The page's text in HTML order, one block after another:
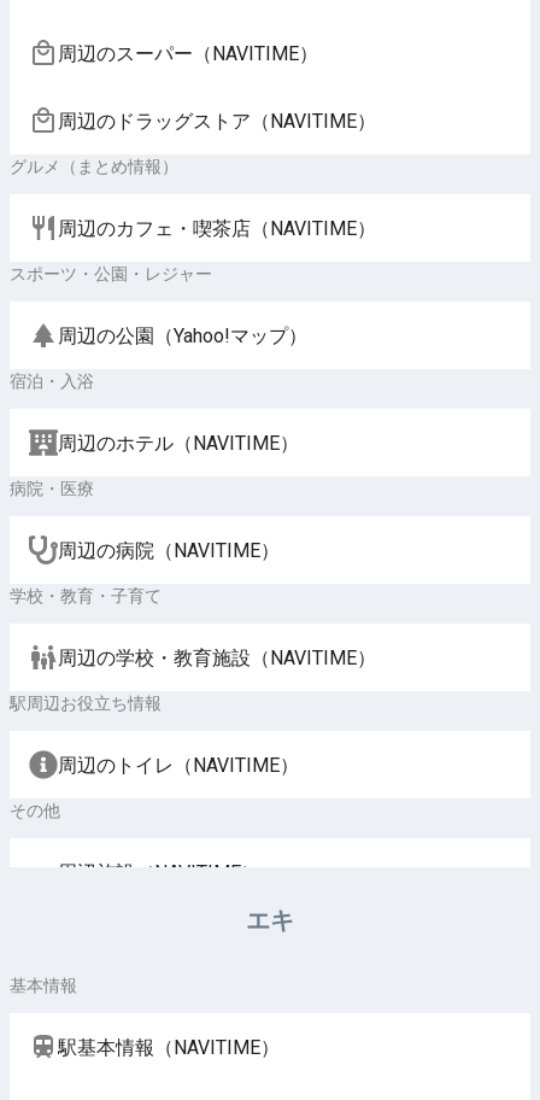
周辺のスーパー（NAVITIME）
周辺のドラッグストア（NAVITIME）
グルメ（まとめ情報）
周辺のカフェ・喫茶店（NAVITIME）
スポーツ・公園・レジャー
周辺の公園（Yahoo!マップ）
宿泊・入浴
周辺のホテル（NAVITIME）
病院・医療
周辺の病院（NAVITIME）
学校・教育・子育て
周辺の学校・教育施設（NAVITIME）
駅周辺お役立ち情報
周辺のトイレ（NAVITIME）
その他
周辺施設（NAVITIME）
エキ
基本情報
駅基本情報（NAVITIME）